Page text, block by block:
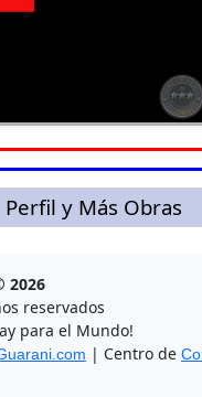
Perfil y Más Obras
2026
reservados
para el Mundo!
| Centro de